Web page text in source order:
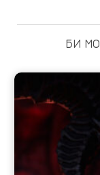
БИ